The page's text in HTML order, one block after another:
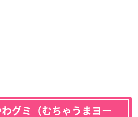
わグミ（むちゃうまヨー